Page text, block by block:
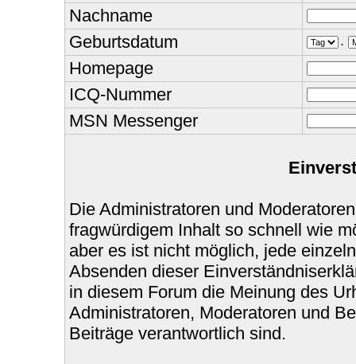
Nachname
Geburtsdatum
.
Homepage
ICQ-Nummer
MSN Messenger
Die Administratoren und
fragwürdigem Inhalt so schnell wie
aber es ist nicht möglich, jede
Absenden dieser
in diesem Forum die Meinung des
Administratoren, Moderatoren und
Beiträge verantwortlich sind.